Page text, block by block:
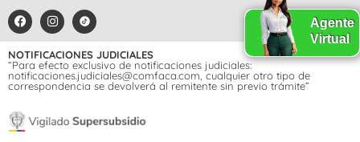
NOTIFICACIONES JUDICIALES
“Para efecto exclusivo de notificaciones judiciales:
notificaciones.judiciales@comfaca.com, cualquier otro tipo de
correspondencia se devolverá al remitente sin previo trámite”
Agente
Virtual